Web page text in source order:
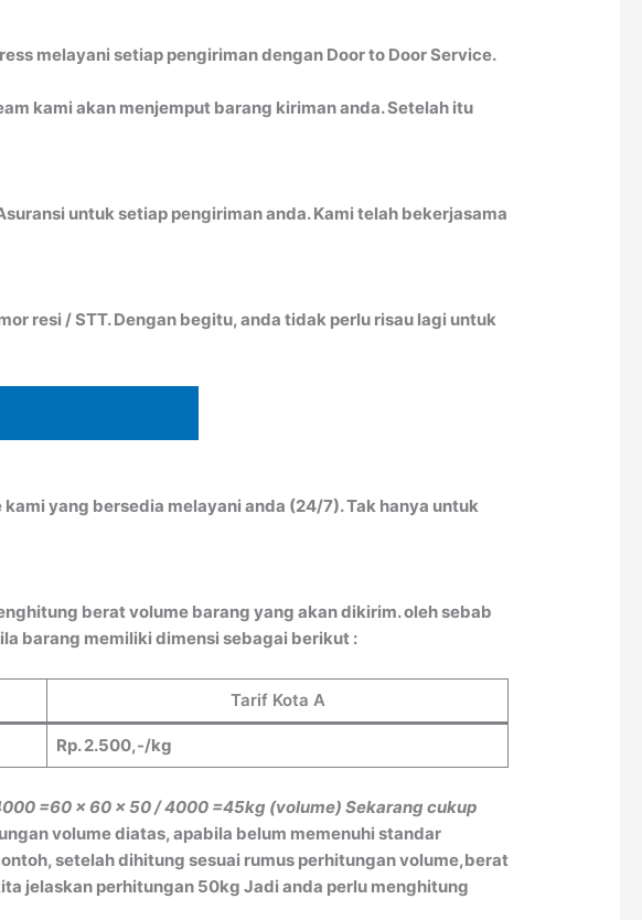
melayani setiap pengiriman dengan Door to Door Service.
kami akan menjemput barang kiriman anda. Setelah itu
untuk setiap pengiriman anda. Kami telah bekerjasama
resi / STT. Dengan begitu, anda tidak perlu risau lagi untuk
yang bersedia melayani anda (24/7). Tak hanya untuk
berat volume barang yang akan dikirim. oleh sebab
barang memiliki dimensi sebagai berikut :
Tarif Kota A
Rp. 2.500,-/kg
=60 x 60 x 50 / 4000 =45kg (volume) Sekarang cukup
volume diatas, apabila belum memenuhi standar
setelah dihitung sesuai rumus perhitungan volume,berat
jelaskan perhitungan 50kg Jadi anda perlu menghitung